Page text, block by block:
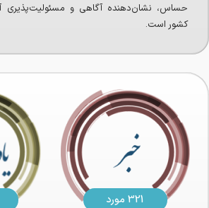
حساس، نشان‌دهنده آگاهی و مسئولیت‌پذیری
کشور است.
321 مورد